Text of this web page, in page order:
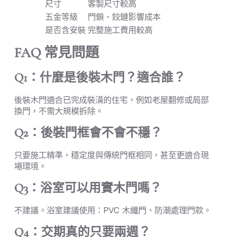
尺寸
客製尺寸較高
五金等級
門鎖、鉸鏈影響成本
是否含安裝 完整施工費用較高
FAQ 常見問題
Q1：什麼是後裝木門？適合誰？
後裝木門適合已完成裝潢的住宅，例如老屋翻修或局部
換門，不需大規模拆除。
Q2：後裝門框會不會不穩？
只要施工精準，穩定度與傳統門框相同，甚至更適合現
場環境。
Q3：浴室可以用實木門嗎？
不建議。浴室建議使用：PVC 木纖門、防潮處理門款。
Q4：交期真的只要兩週？